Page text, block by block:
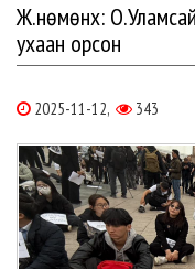
Ж.Өнөмөнх:
ухаан орсон
2025-11-12, 343